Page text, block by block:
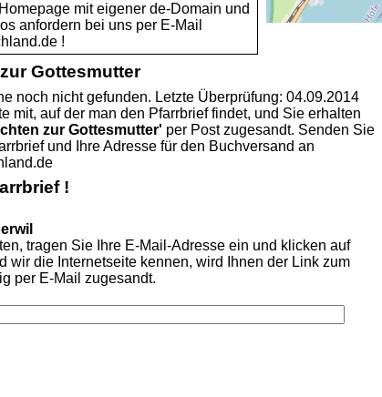
mit eigener de-Domain und
anfordern bei uns per E-Mail
!
Gottesmutter
noch nicht gefunden. Letzte Überprüfung: 04.09.2014
mit, auf der man den Pfarrbrief findet, und Sie erhalten
zur Gottesmutter' per Post zugesandt. Senden Sie
und Ihre Adresse für den Buchversand an
!
tragen Sie Ihre E-Mail-Adresse ein und klicken auf
wir die Internetseite kennen, wird Ihnen der Link zum
per E-Mail zugesandt.